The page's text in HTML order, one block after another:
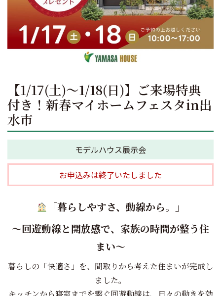
【1/17(土)～1/18(日)】ご来場特典
付き！新春マイホームフェスタin出
水市
モデルハウス展示会
お申込みは終了いたしました
「暮らしやすさ、動線から。」
～回遊動線と開放感で、家族の時間が整う住
まい～
暮らしの「快適さ」を、間取りから考えた住まいが完成し
ました。
キッチンから寝室までを繋ぐ回遊動線は、日々の動きを効